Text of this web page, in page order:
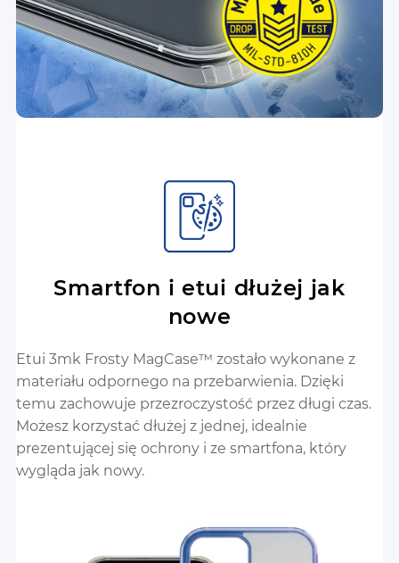
Smartfon i etui dłużej jak
nowe
Etui 3mk Frosty MagCase™ zostało wykonane z
materiału odpornego na przebarwienia. Dzięki
temu zachowuje przezroczystość przez długi czas.
Możesz korzystać dłużej z jednej, idealnie
prezentującej się ochrony i ze smartfona, który
wygląda jak nowy.